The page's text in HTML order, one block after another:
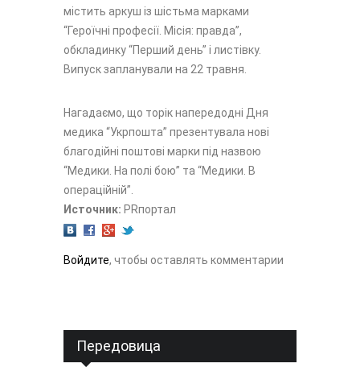
містить аркуш із шістьма марками
“Героїчні професії. Місія: правда”,
обкладинку “Перший день” і листівку.
Випуск запланували на 22 травня.
Нагадаємо, що торік напередодні Дня
медика “Укрпошта” презентувала нові
благодійні поштові марки під назвою
“Медики. На полі бою” та “Медики. В
операційній”.
Источник: PRпортал
Войдите, чтобы оставлять комментарии
Передовица